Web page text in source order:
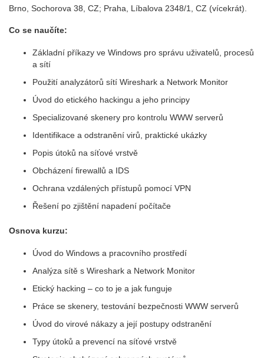
Brno, Sochorova 38, CZ; Praha, Líbalova 2348/1, CZ (vícekrát).
Co se naučíte:
Základní příkazy ve Windows pro správu uživatelů, procesů
a sítí
Použití analyzátorů sítí Wireshark a Network Monitor
Úvod do etického hackingu a jeho principy
Specializované skenery pro kontrolu WWW serverů
Identifikace a odstranění virů, praktické ukázky
Popis útoků na síťové vrstvě
Obcházení firewallů a IDS
Ochrana vzdálených přístupů pomocí VPN
Řešení po zjištění napadení počítače
Osnova kurzu:
Úvod do Windows a pracovního prostředí
Analýza sítě s Wireshark a Network Monitor
Etický hacking – co to je a jak funguje
Práce se skenery, testování bezpečnosti WWW serverů
Úvod do virové nákazy a její postupy odstranění
Typy útoků a prevencí na síťové vrstvě